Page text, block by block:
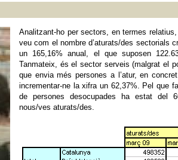
Analitzant-ho per sectors, en termes
veu com el nombre d’aturats/des sectorials
un 165,16% anual, el que suposen
Tanmateix, és el sector serveis (malgrat el
que envia més persones a l’atur, en
incrementar-ne la xifra un 62,37%. Pel que
de persones desocupades ha estat del
nous/ves aturats/des.